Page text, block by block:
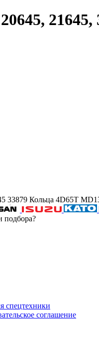
21645,
33879 Кольца 4D65T
подбора?
спецтехники
соглашение